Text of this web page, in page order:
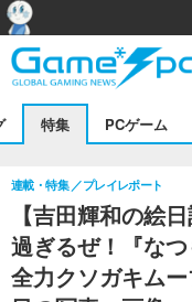
特集 PCゲーム
【吉田輝和の絵
過ぎるぜ！『な
全力クソガキム
連載・特集 プレイレポート